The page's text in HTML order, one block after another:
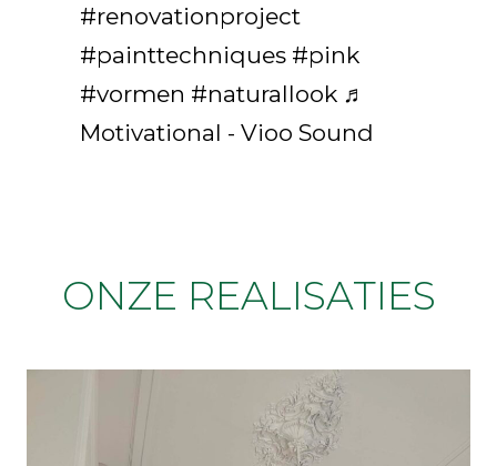
#renovationproject
#painttechniques #pink
#vormen #naturallook ♬
Motivational - Vioo Sound
ONZE REALISATIES